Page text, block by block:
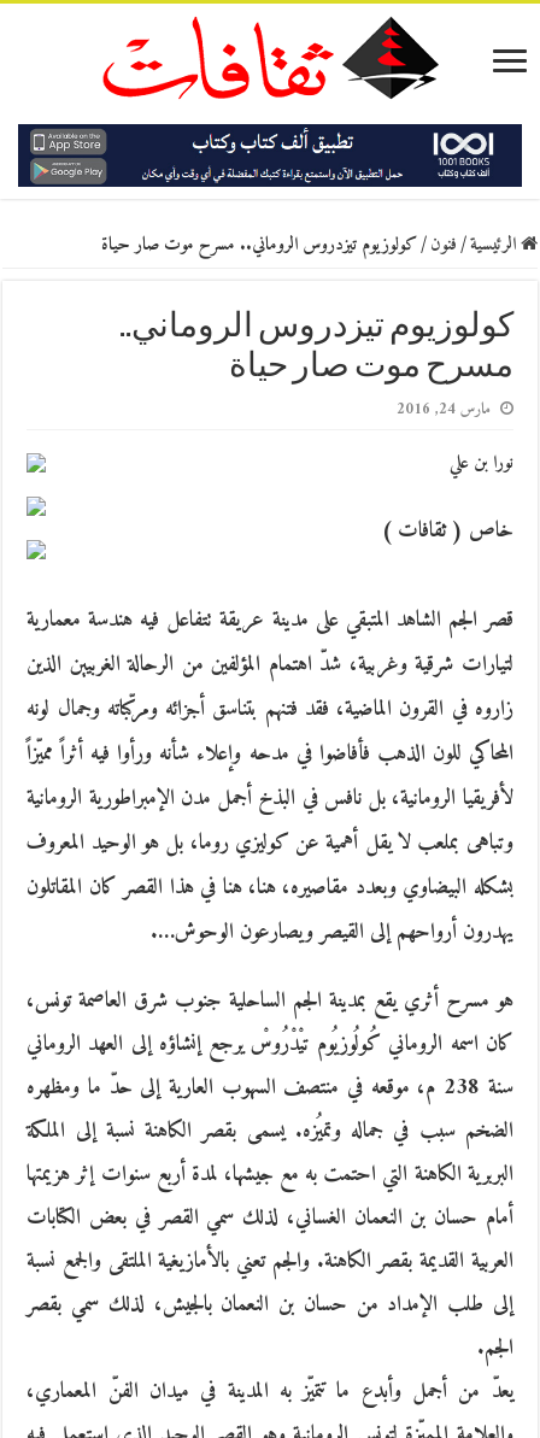
الرئيسية/فنون/كولوزيوم تيزدروس الروماني.. مسرح موت صار حياة
كولوزيوم تيزدروس الروماني..
مسرح موت صار حياة
مارس 24, 2016
نورا بن علي
خاص ( ثقافات )
قصر الجم الشاهد المتبقي على مدينة عريقة تتفاعل فيه هندسة معمارية
لتيارات شرقية وغربية، شدّ اهتمام المؤلفين من الرحالة الغربيين الذين
زاروه في القرون الماضية، فقد فتنهم بتناسق أجزائه ومركّباته وجمال لونه
المحاكي للون الذهب فأفاضوا في مدحه وإعلاء شأنه ورأوا فيه أثراً مميّزاً
لأفريقيا الرومانية، بل نافس في البذخ أجمل مدن الإمبراطورية الرومانية
وتباهى بملعب لا يقل أهمية عن كوليزي روما، بل هو الوحيد المعروف
بشكله البيضاوي وبعدد مقاصيره، هنا، هنا في هذا القصر كان المقاتلون
يهدرون أرواحهم إلى القيصر ويصارعون الوحوش….
هو مسرح أثري يقع بمدينة الجم الساحلية جنوب شرق العاصمة تونس،
كان اسمه الروماني كُولُوزيُوم تيْدْرُوسْ يرجع إنشاؤه إلى العهد الروماني
سنة 238 م، موقعه في منتصف السهوب العارية إلى حدّ ما ومظهره
الضخم سبب في جماله وتميُزه. يسمى بقصر الكاهنة نسبة إلى الملكة
البربرية الكاهنة التي احتمت به مع جيشها، لمدة أربع سنوات إثر هزيمتها
أمام حسان بن النعمان الغساني، لذلك سمي القصر في بعض الكتابات
العربية القديمة بقصر الكاهنة. والجم تعني بالأمازيغية الملتقى والجمع نسبة
إلى طلب الإمداد من حسان بن النعمان بالجيش، لذلك سمي بقصر
الجم.
يعدّ من أجمل وأبدع ما تتميّز به المدينة في ميدان الفنّ المعماري،